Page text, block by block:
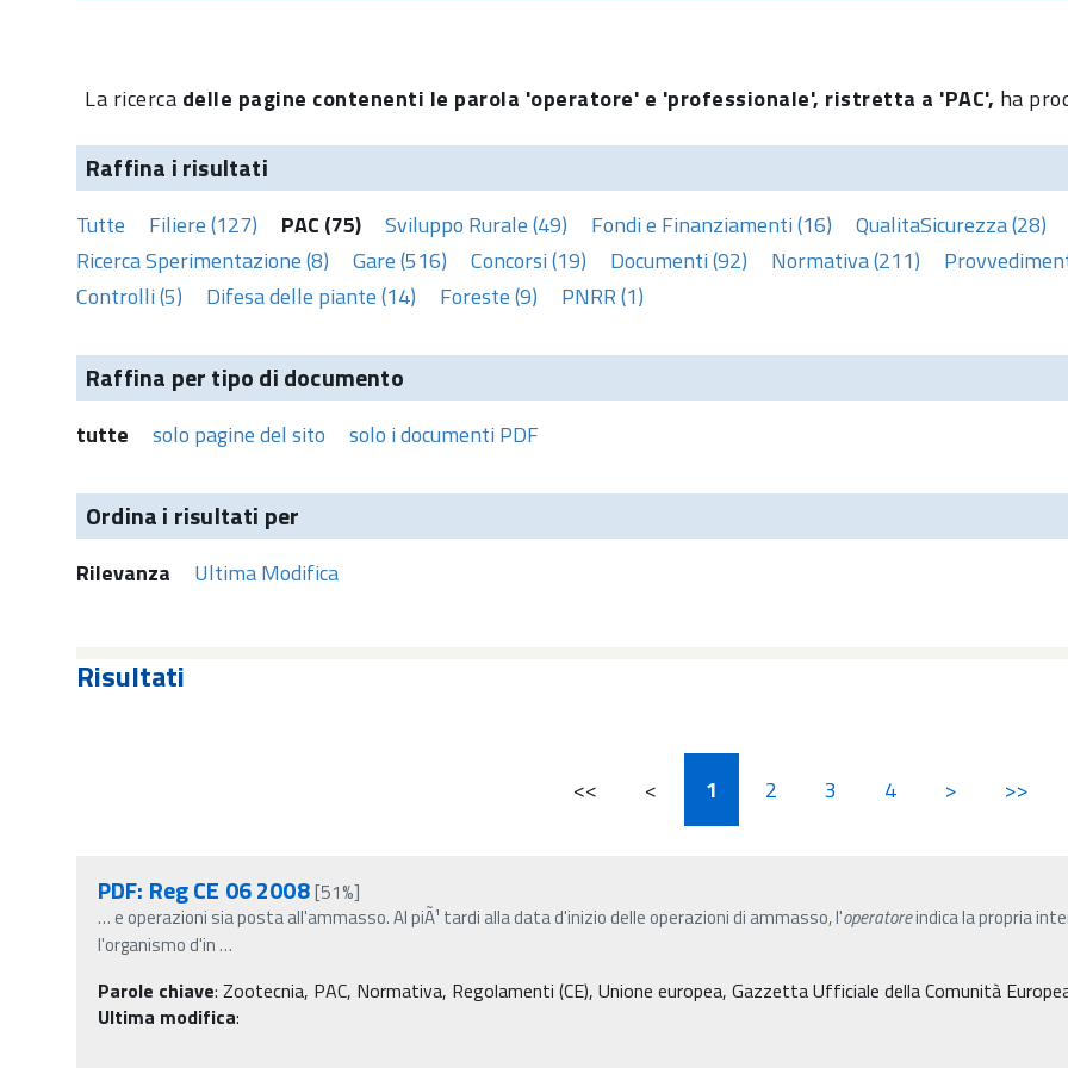
La ricerca delle pagine contenenti le parola 'operatore' e 'professionale', ristretta a 'PAC', ha
Raffina i risultati
Tutte Filiere (127) PAC (75) Sviluppo Rurale (49) Fondi e Finanziamenti (16) QualitaSicurezza (28)
Ricerca Sperimentazione (8)
Gare (516) Concorsi (19) Documenti (92) Normativa (211)
Controlli (5)
Difesa delle piante (14) Foreste (9) PNRR (1)
Raffina per tipo di documento
tutte solo pagine del sito solo i documenti PDF
Ordina i risultati per
Rilevanza Ultima Modifica
Risultati
<< < 1 2 3 4 > >>
PDF: Reg CE 06 2008[51%]
… e operazioni sia posta all'ammasso. Al piÃ¹ tardi alla data d'inizio delle operazioni di ammasso, l'operatoreindica la propria
l'organismo d'in…
Parole chiave: Zootecnia, PAC, Normativa, Regolamenti (CE), Unione europea, Gazzetta Ufficiale della Comunità
Ultima modifica: